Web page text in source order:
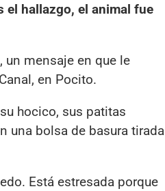
el hallazgo, el animal fue
un mensaje en que le
en Pocito.
hocico, sus patitas
una bolsa de basura tirada
Está estresada porque